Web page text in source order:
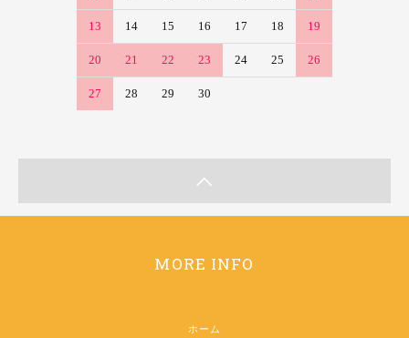
13 14 15 16 17 18 19
20 21 22 23 24 25 26
27 28 29 30
MORE INFO
ホーム